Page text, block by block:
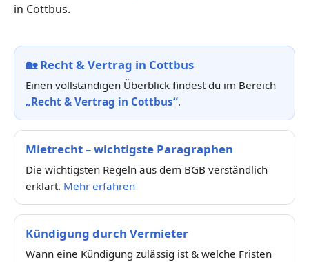
in Cottbus.
🏡Recht & Vertrag in Cottbus
Einen vollständigen Überblick findest du im Bereich
„Recht & Vertrag in Cottbus“.
Mietrecht – wichtigste Paragraphen
Die wichtigsten Regeln aus dem BGB verständlich
erklärt. Mehr erfahren
Kündigung durch Vermieter
Wann eine Kündigung zulässig ist & welche Fristen